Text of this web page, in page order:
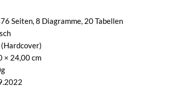
Seiten, 8 Diagramme, 20 Tabellen
(Hardcover)
× 24,00 cm